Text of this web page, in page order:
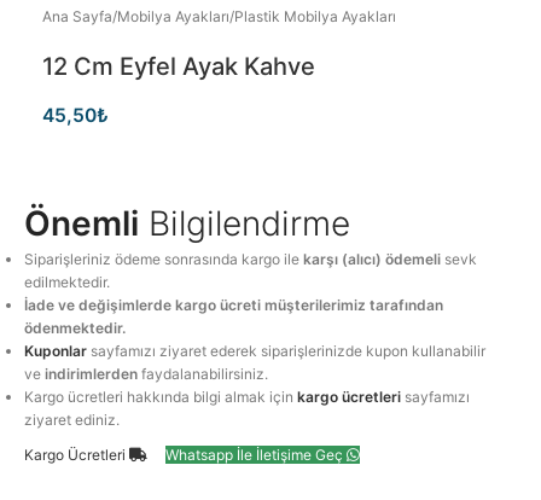
Ana Sayfa/Mobilya Ayakları/Plastik Mobilya Ayakları
12 Cm Eyfel Ayak Kahve
45,50₺
Önemli Bilgilendirme
Siparişleriniz ödeme sonrasında kargo ilekarşı (alıcı) ödemeli sevk
edilmektedir.
İade ve değişimlerde kargo ücreti müşterilerimiz tarafından
ödenmektedir.
Kuponlar sayfamızı ziyaret ederek siparişlerinizde kupon kullanabilir
veindirimlerden faydalanabilirsiniz.
Kargo ücretleri hakkında bilgi almak içinkargo ücretleri sayfamızı
ziyaret ediniz.
Kargo Ücretleri
Whatsapp İle İletişime Geç